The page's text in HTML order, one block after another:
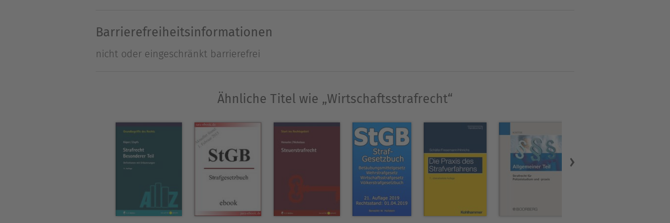
bilden. Daran schließt sich eine vertiefte Darstellung der anlässlich der Entscheidung diskutierten
Cases kombiniert. Den verfahrensrechtlichen Besonderheiten des Wirtschaftsstrafrechts ist ein eigenes
Prüfungsfragen sowie Hinweise auf weiterführende Literatur erleichtern das Arbeiten mit dem Buch.Die
Neuauflage:Für die Neuauflage ist das Lehrbuch auf den aktuellen Stand von Gesetzgebung und
Rechtsprechung gebracht und deutlich erweitert worden. Eingearbeitet wurden u.a. das
Hinweisgeberschutzgesetz, das Lieferkettensorgfaltspflichtengesetz (LkSG), das
Finanzmarktstärkungsgesetz, die 10. GWB-Novelle sowie das Sanierungs- und
Insolvenzrechtsfortentwicklungsgesetz (SanInsFoG). Die Grundlagen der Geldwäsche/-prävention sind in
einem eigenen Kapitel dargestellt. Als neue Leading-Cases wurden die Entscheidungen zum Cum-Ex-
Skandal und zu den Corona-Subventionen aufgenommen, weitere prominente
Barrierefreiheitsinformationen
nicht oder eingeschränkt barrierefrei
Ähnliche Titel wie „Wirtschaftsstrafrecht“